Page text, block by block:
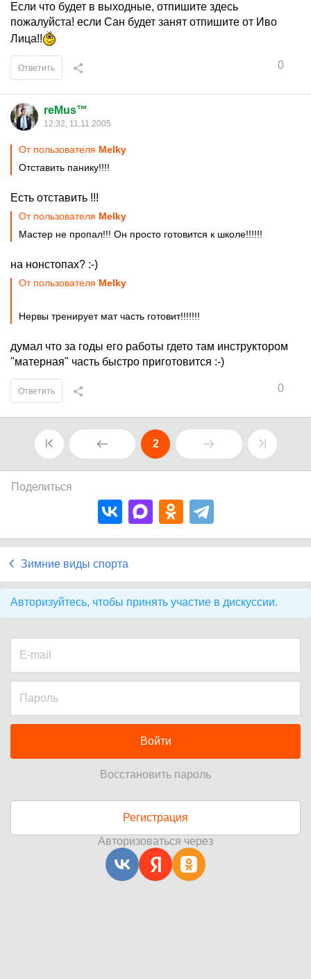
Если что будет в выходные, отпишите здесь
пожалуйста! если Сан будет занят отпишите от Иво
Лица!!
0
Ответить
reMus™
12:32, 11.11.2005
От пользователя Melky
Отставить панику!!!!
Есть отставить !!!
От пользователя Melky
Мастер не пропал!!! Он просто готовится к школе!!!!!!
на нонстопах? :-)
От пользователя Melky
Нервы тренирует мат часть готовит!!!!!!!
думал что за годы его работы гдето там инструктором
"матерная" часть быстро приготовится :-)
0
Ответить
2
Поделиться
Зимние виды спорта
Авторизуйтесь, чтобы принять участие в дискуссии.
Войти
Восстановить пароль
Регистрация
Авторизоваться через